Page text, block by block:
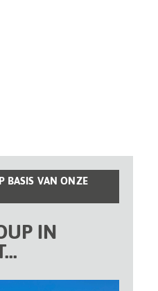
BASIS VAN ONZE
IN